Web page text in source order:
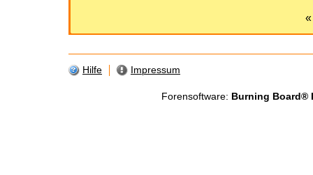
Hilfe Impressum
Forensoftware: Burning Board®